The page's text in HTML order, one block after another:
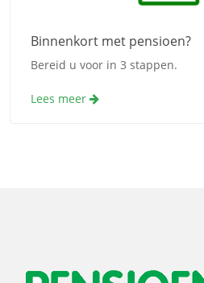
Binnenkort met pensioen?
Bereid u voor in 3 stappen.
Lees meer